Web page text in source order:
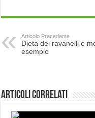
Articolo Precedente
Dieta dei ravanelli e
esempio
Articoli correlati